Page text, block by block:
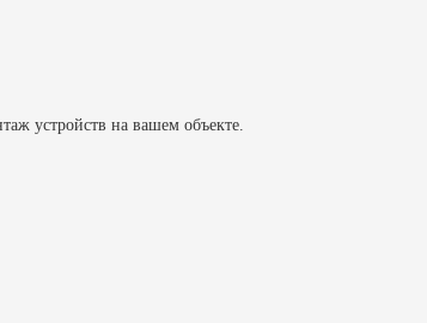
устройств на вашем объекте.